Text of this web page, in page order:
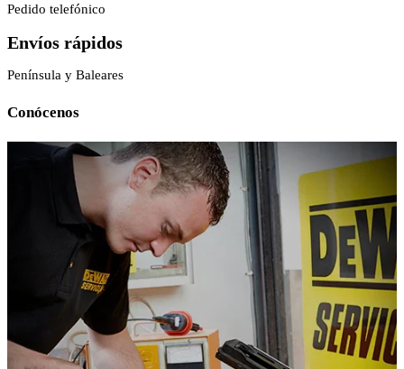
Pedido telefónico
Envíos rápidos
Península y Baleares
Conócenos